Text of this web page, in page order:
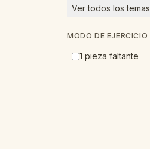
Ver todos los temas
MODO DE EJERCICIO
1 pieza faltante